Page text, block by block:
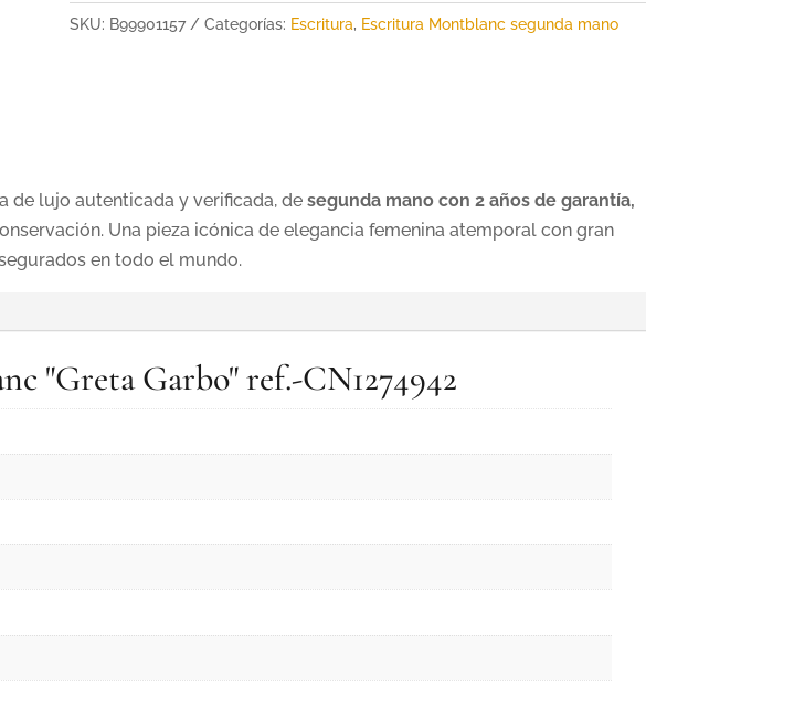
SKU: B99901157 Categorías: Escritura, Escritura Montblanc segunda mano
de lujo autenticada y verificada, desegunda mano con 2 años de garantía,
Una pieza icónica de elegancia femenina atemporal con gran
en todo el mundo.
"Greta Garbo" ref.-CN1274942